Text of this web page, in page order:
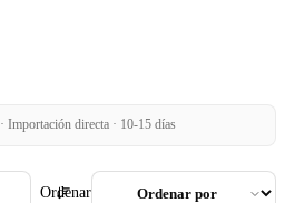
· Importación directa · 10-15 días
Ordenar